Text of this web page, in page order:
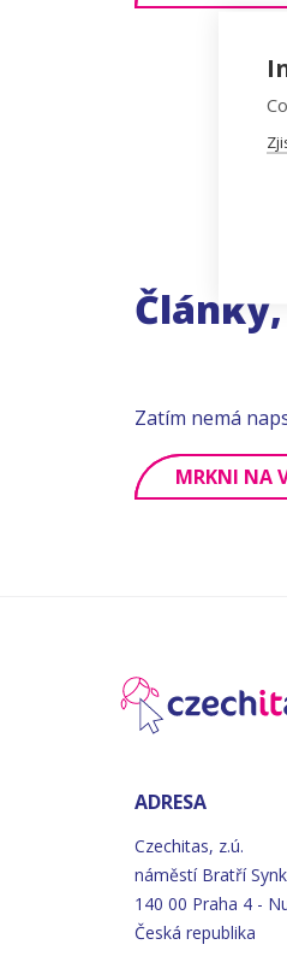
Zatím nemá
MRKNI NA
ADRESA
Czechitas, z.ú.
náměstí Bratří
140 00 Praha 4 -
Česká republika